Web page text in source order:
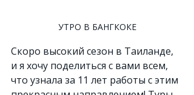
УТРО В БАНГКОКЕ
Скоро высокий сезон в Таиланде,
и я хочу поделиться с вами всем,
что узнала за 11 лет работы с этим